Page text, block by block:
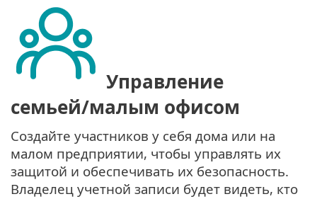
Управление
семьей/малым офисом
Создайте участников у себя дома или на
малом предприятии, чтобы управлять их
защитой и обеспечивать их безопасность.
Владелец учетной записи будет видеть, кто